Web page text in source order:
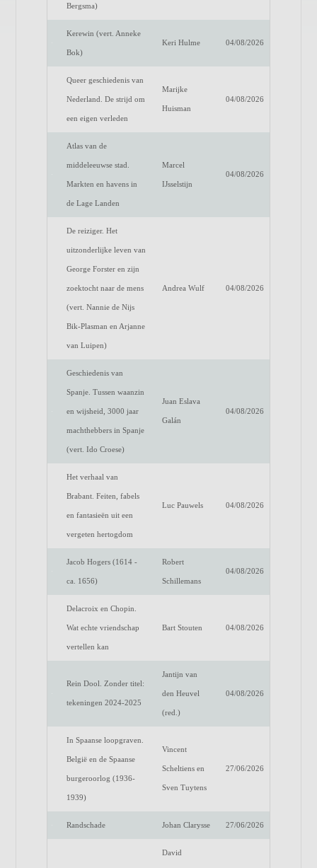
Bergsma)
Kerewin (vert. Anneke
Bok)
Keri Hulme 04/08/2026
Queer geschiedenis van
Nederland. De strijd om
een eigen verleden
Marijke
Huisman
04/08/2026
Atlas van de
middeleeuwse stad.
Markten en havens in
de Lage Landen
Marcel
IJsselstijn
04/08/2026
De reiziger. Het
uitzonderlijke leven van
George Forster en zijn
zoektocht naar de mens
(vert. Nannie de Nijs
Bik-Plasman en Arjanne
van Luipen)
Andrea Wulf 04/08/2026
Geschiedenis van
Spanje. Tussen waanzin
en wijsheid, 3000 jaar
machthebbers in Spanje
(vert. Ido Croese)
Juan Eslava
Galán
04/08/2026
Het verhaal van
Brabant. Feiten, fabels
en fantasieën uit een
vergeten hertogdom
Luc Pauwels 04/08/2026
Jacob Hogers (1614 -
ca. 1656)
Robert
Schillemans
04/08/2026
Delacroix en Chopin.
Wat echte vriendschap
vertellen kan
Bart Stouten 04/08/2026
Rein Dool. Zonder titel:
tekeningen 2024-2025
Jantijn van
den Heuvel
(red.)
04/08/2026
In Spaanse loopgraven.
België en de Spaanse
burgeroorlog (1936-
1939)
Vincent
Scheltiens en
Sven Tuytens
27/06/2026
Randschade Johan Clarysse 27/06/2026
David